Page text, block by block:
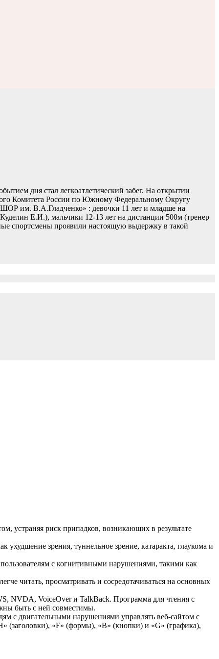
дня стал легкоатлетический забег. На открытии
Комитета России по Южному Федеральному Округу
им. В.А.Гладченко» : девочки 11 лет и младше на
Е.И.), мальчики 12-13 лет на дистанции 500м (тренер
спортсмены проявили настоящую выдержку в такой
устраняя риск припадков, возникающих в результате
ухудшение зрения, туннельное зрение, катаракта, глаукома и
с когнитивными нарушениями, такими как
читать, просматривать и сосредотачиваться на основных
NVDA, VoiceOver и TalkBack. Программа для чтения с
быть с ней совместимы.
с двигательными нарушениями управлять веб-сайтом с
(заголовки), «F» (формы), «B» (кнопки) и «G» (графика),